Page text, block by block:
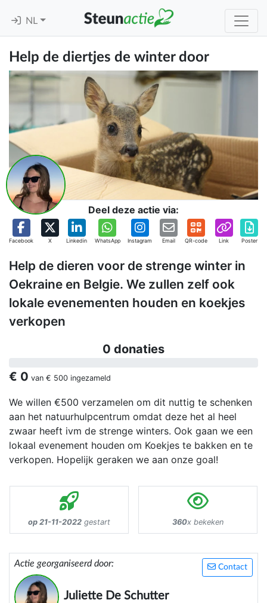
NL
Help de diertjes de winter door
Deel deze actie via:
Facebook X Linkedin WhatsApp Instagram Email QR-code Link Poster
Help de dieren voor de strenge winter in
Oekraine en Belgie. We zullen zelf ook
lokale evenementen houden en koekjes
verkopen
0 donaties
€ 0 van € 500 ingezameld
We willen €500 verzamelen om dit nuttig te schenken
aan het natuurhulpcentrum omdat deze het al heel
zwaar heeft ivm de strenge winters. Ook gaan we een
lokaal evenement houden om Koekjes te bakken en te
verkopen. Hopelijk geraken we aan onze goal!
op 21-11-2022 gestart 360x bekeken
Contact
Actie georganiseerd door:
Juliette De Schutter